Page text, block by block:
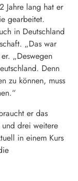
Jahre lang hat er
gearbeitet.
in Deutschland
„Das war
„Deswegen
Denn
zu können, muss
er das
drei weitere
in einem Kurs